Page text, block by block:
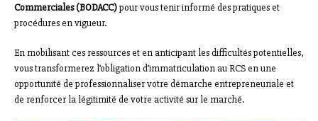
Commerciales (BODACC)pour vous tenir informé des pratiques et
procédures en vigueur.
En mobilisant ces ressources et en anticipant les difficultés potentielles,
vous transformerez l’obligation d’immatriculation au RCS en une
opportunité de professionnaliser votre démarche entrepreneuriale et
de renforcer la légitimité de votre activité sur le marché.